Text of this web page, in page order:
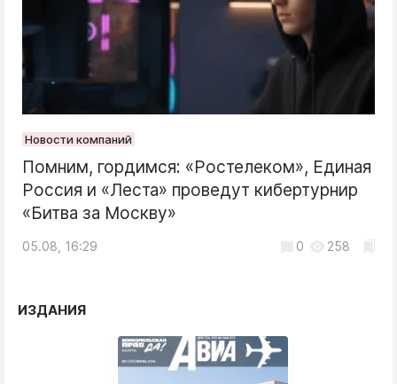
Новости компаний
Помним, гордимся: «Ростелеком», Единая
Россия и «Леста» проведут кибертурнир
«Битва за Москву»
05.08, 16:29 0 258
ИЗДАНИЯ